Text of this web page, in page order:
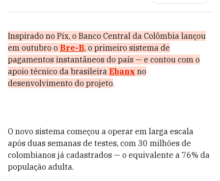
Inspirado no Pix, o Banco Central da Colômbia lançou
em outubro o Bre-B, o primeiro sistema de
pagamentos instantâneos do país — e contou com o
apoio técnico da brasileira Ebanx no
desenvolvimento do projeto.
O novo sistema começou a operar em larga escala
após duas semanas de testes, com 30 milhões de
colombianos já cadastrados — o equivalente a 76% da
população adulta.